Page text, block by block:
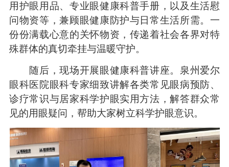
用护眼用品、专业眼健康科普手册，以及生活慰
问物资等，兼顾眼健康防护与日常生活所需。一
份份满载心意的关怀物资，传递着社会各界对特
殊群体的真切牵挂与温暖守护。
随后，现场开展眼健康科普讲座。泉州爱尔
眼科医院眼科专家细致讲解各类常见眼病预防、
诊疗常识与居家科学护眼实用方法，解答群众常
见的用眼疑问，帮助大家树立科学护眼意识。